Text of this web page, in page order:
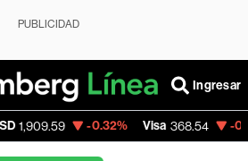
PUBLICIDAD
Ingresar
-0.32% Visa 368.54 -0.28%